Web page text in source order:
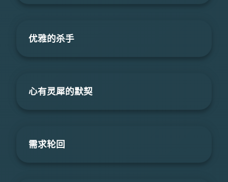
优雅的杀手
心有灵犀的默契
需求轮回